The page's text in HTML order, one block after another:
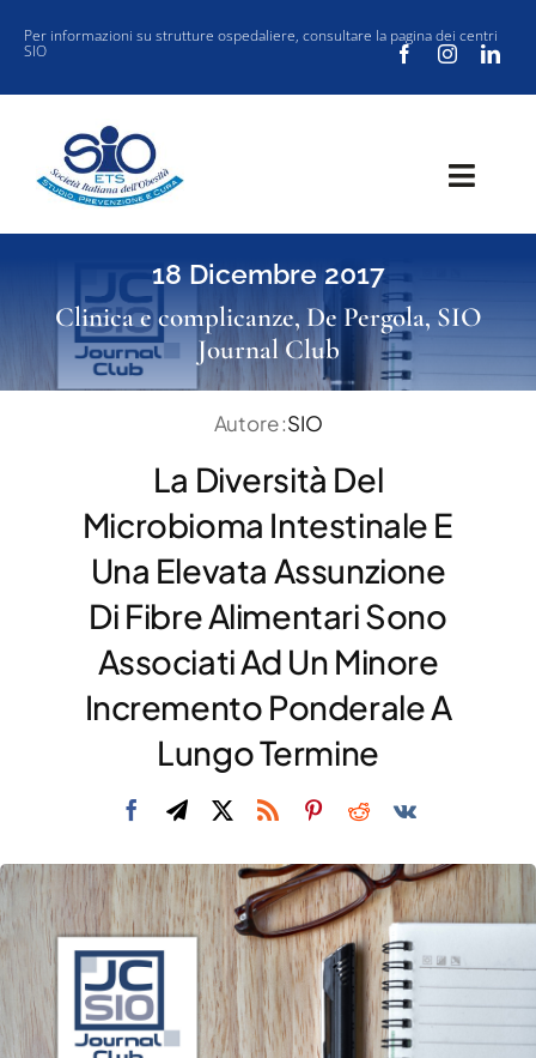
contenuto
Per informazioni su strutture ospedaliere, consultare la pagina dei centri
SIO
SOCIETÀ
VUOI ISCRIVERTI ALLA SIO?
EVENTI
DIVULGAZIONE
RETE CENTRI
AREA SOCI
18 Dicembre 2017
Clinica e complicanze, De Pergola, SIO
Journal Club
Autore :SIO
La Diversità Del
Microbioma Intestinale E
Una Elevata Assunzione
Di Fibre Alimentari Sono
Associati Ad Un Minore
Incremento Ponderale A
Lungo Termine